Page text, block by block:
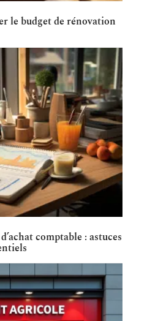
le budget de rénovation
comptable : astuces